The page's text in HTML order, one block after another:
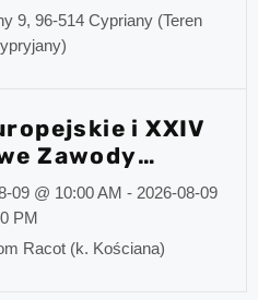
9, 96-514 Cypriany (Teren
i XXIV
Zawody
Konnych
09 @ 10:00 AM - 2026-08-09
PM
Racot (k. Kościana)